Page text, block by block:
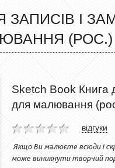
ЗАПИСІВ І
(РОС.)
Sketch Book Книга
для малювання
відгуки
Якщо Ви малюєте всюди і
може виникнути творчий